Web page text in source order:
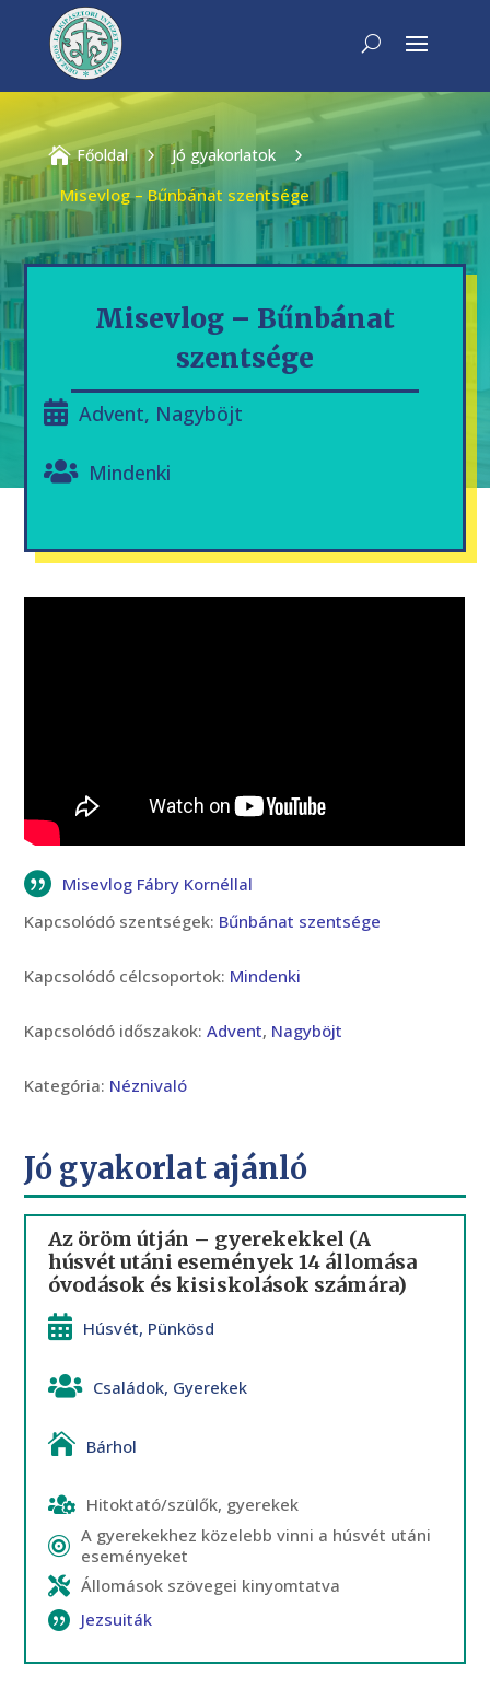
 Főoldal 5 Jó gyakorlatok
5
Misevlog – Bűnbánat szentsége
Misevlog – Bűnbánat
szentsége
Advent, Nagyböjt
Mindenki
Misevlog Fábry Kornéllal
Kapcsolódó szentségek: Bűnbánat szentsége
Kapcsolódó célcsoportok: Mindenki
Kapcsolódó időszakok:Advent, Nagyböjt
Kategória: Néznivaló
Jó gyakorlat ajánló
Az öröm útján – gyerekekkel (A
húsvét utáni események 14 állomása
óvodások és kisiskolások számára)
Húsvét, Pünkösd
Családok, Gyerekek
Bárhol
Hitoktató/szülők, gyerekek
A gyerekekhez közelebb vinni a húsvét utáni
eseményeket
Állomások szövegei kinyomtatva
Jezsuiták